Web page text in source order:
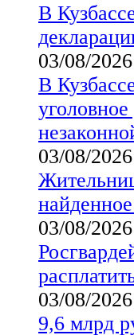
В
03/08/
В
03/08/
03/08/
03/08/
9,6 млрд